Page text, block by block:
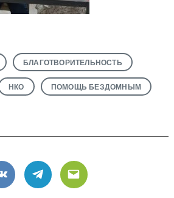
БЛАГОТВОРИТЕЛЬНОСТЬ
НКО ПОМОЩЬ БЕЗДОМНЫМ
VK Telegram
Email